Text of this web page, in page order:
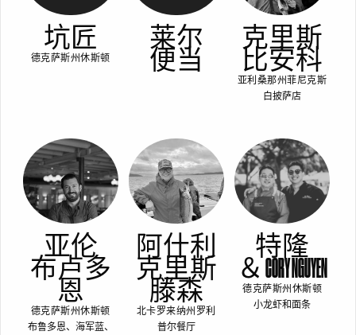
坑匠
德克萨斯州休斯顿
莱尔
便当
克里斯
比安科
亚利桑那州菲尼克斯
白披萨店
亚伦
布卢多
恩
德克萨斯州休斯顿
布鲁多恩、海军蓝、
阿什利
克里斯
滕森
北卡罗来纳州罗利
普尔餐厅
特隆
＆ CORY NGUYEN
德克萨斯州休斯顿
小龙虾和面条